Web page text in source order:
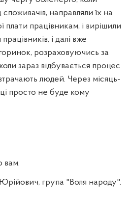
направляли їх на
плати працівникам, і вирішили
і далі вже
розраховуючись за
зараз відбувається процес
людей. Через місяць-
просто не буде кому
вам.
група "Воля народу".